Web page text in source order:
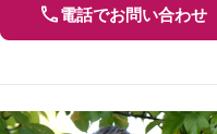
電話でお問い合わせ